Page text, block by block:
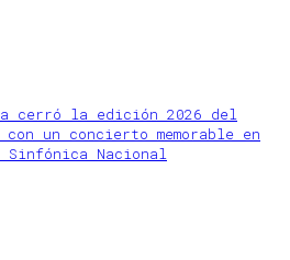
cerró la edición 2026 del
un concierto memorable en
Sinfónica Nacional